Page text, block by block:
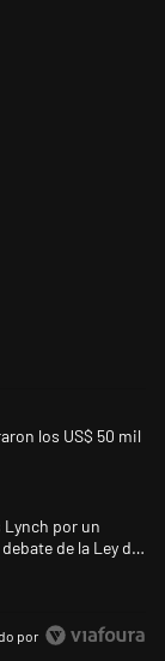
en los últimos
del Banco Central
los US$ 50 mil
a Joaquín
Lynch por un
de la Ley de
por